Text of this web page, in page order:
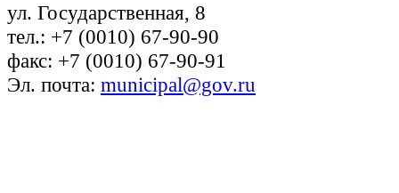
ул. Государственная, 8
тел.: +7 (0010) 67-90-90
факс: +7 (0010) 67-90-91
Эл. почта: municipal@gov.ru